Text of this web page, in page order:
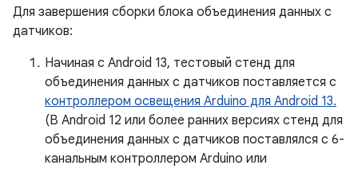
Для завершения сборки блока объединения данных с
датчиков:
Начиная с Android 13, тестовый стенд для
объединения данных с датчиков поставляется с
контроллером освещения Arduino для Android 13.
(В Android 12 или более ранних версиях стенд для
объединения данных с датчиков поставлялся с 6-
канальным контроллером Arduino или